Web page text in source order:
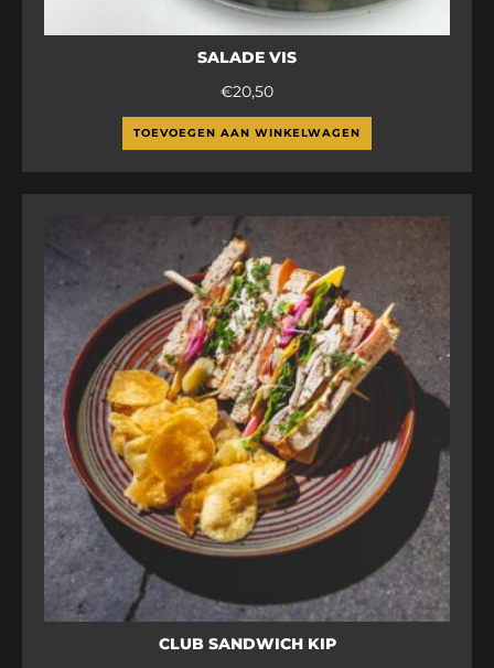
SALADE VIS
€20,50
TOEVOEGEN AAN WINKELWAGEN
CLUB SANDWICH KIP